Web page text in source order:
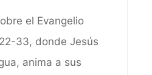
el Evangelio
33, donde Jesús
anima a sus